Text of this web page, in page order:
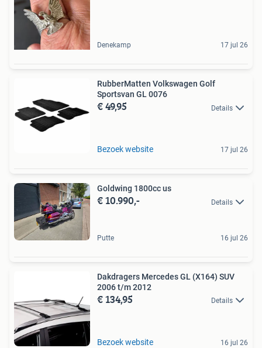
Denekamp 17 jul 26
RubberMatten Volkswagen Golf
Sportsvan GL 0076
€ 49,95 Details
Bezoek website 17 jul 26
Goldwing 1800cc us
€ 10.990,- Details
Putte 16 jul 26
Dakdragers Mercedes GL (X164) SUV
2006 t/m 2012
€ 134,95 Details
Bezoek website 16 jul 26